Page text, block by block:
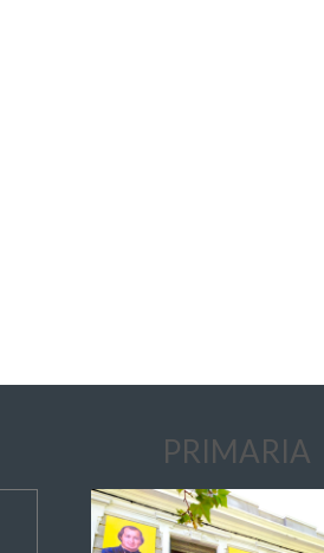
PRIMARIA